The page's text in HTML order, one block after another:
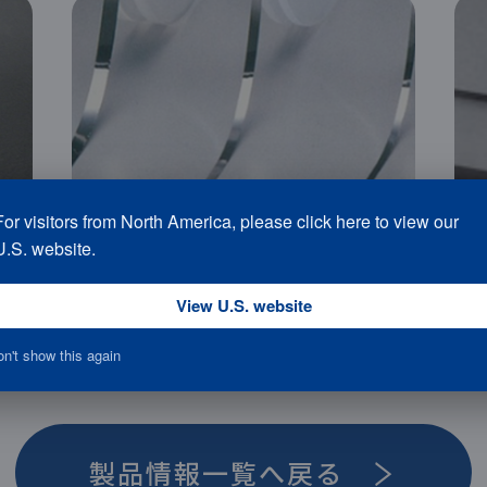
製品情報一覧へ戻る ＞
visitors from North America, please click here to view our
website.
View U.S. website
show this again